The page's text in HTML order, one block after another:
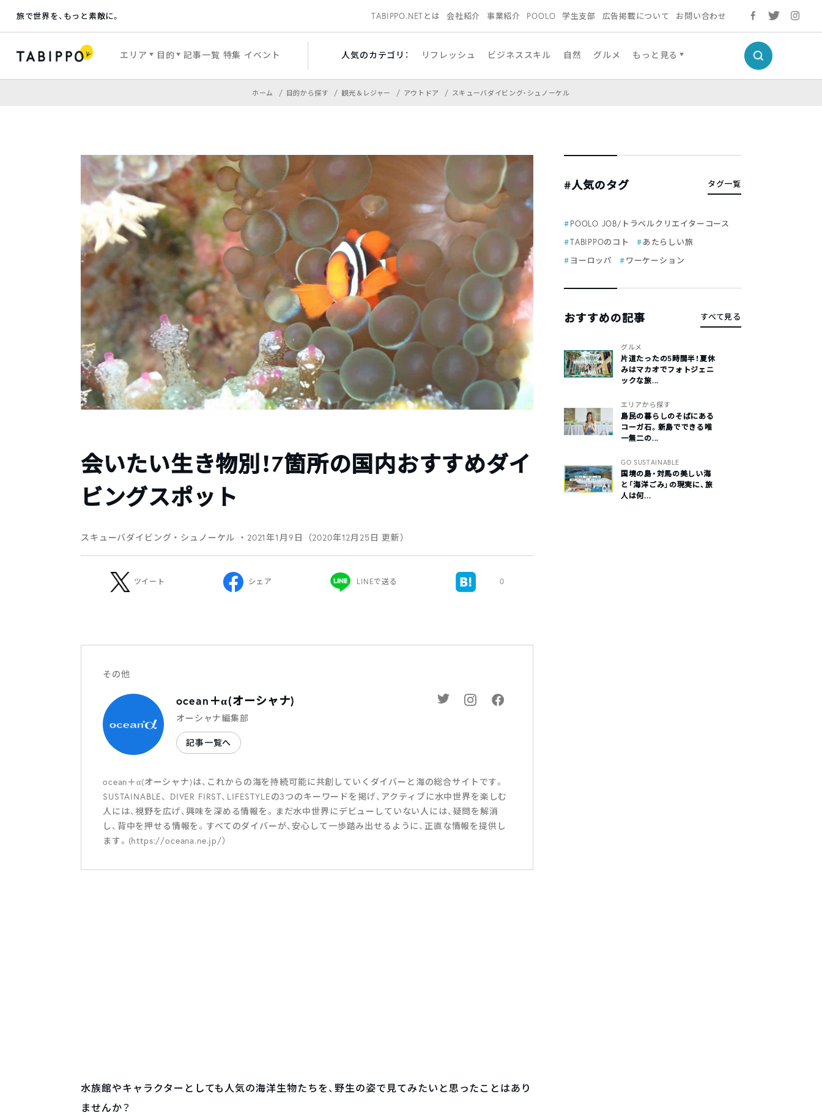
旅で世界を、もっと素敵に。 TABIPPO.NETとは 会社紹介 事業紹介 POOLO 学生支部 広告掲載について お問い合わせ
エリア 目的 記事一覧 特集 イベント 人気のカテゴリ： リフレッシュ ビジネススキル 自然 グルメ もっと見る
ホーム 目的から探す 観光＆レジャー アウトドア スキューバダイビング・シュノーケル
会いたい生き物別！7箇所の国内おすすめダイ
ビングスポット
スキューバダイビング・シュノーケル ・2021年1月9日（2020年12月25日 更新）
ツイート シェア LINEで送る 0
その他
ocean＋α(オーシャナ)
オーシャナ編集部
記事一覧へ
ocean＋α(オーシャナ)は、これからの海を持続可能に共創していくダイバーと海の総合サイトです。
SUSTAINABLE、 DIVER FIRST、LIFESTYLEの3つのキーワードを掲げ、アクティブに水中世界を楽しむ
人には、視野を広げ、興味を深める情報を。まだ水中世界にデビューしていない人には、疑問を解消
し、背中を押せる情報を。すべてのダイバーが、安心して一歩踏み出せるように、正直な情報を提供し
ます。(https://oceana.ne.jp/）
水族館やキャラクターとしても人気の海洋生物たちを、野生の姿で見てみたいと思ったことはあり
ませんか？
#人気のタグ タグ一覧
POOLO JOB/トラベルクリエイターコース
TABIPPOのコト
あたらしい旅
ヨーロッパ
ワーケーション
おすすめの記事 すべて見る
グルメ
片道たったの5時間半！夏休
みはマカオでフォトジェニ
ックな旅...
エリアから探す
島民の暮らしのそばにある
コーガ石。新島でできる唯
一無二の...
GO SUSTAINABLE
国境の島・対馬の美しい海
と「海洋ごみ」の現実に、旅
人は何...